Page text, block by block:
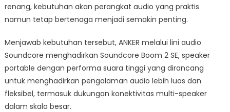
renang, kebutuhan akan perangkat audio yang praktis
namun tetap bertenaga menjadi semakin penting.
Menjawab kebutuhan tersebut, ANKER melalui lini audio
Soundcore menghadirkan Soundcore Boom 2 SE, speaker
portable dengan performa suara tinggi yang dirancang
untuk menghadirkan pengalaman audio lebih luas dan
fleksibel, termasuk dukungan konektivitas multi-speaker
dalam skala besar.